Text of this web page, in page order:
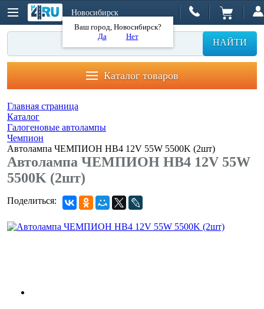
Новосибирск
Ваш город, Новосибирск?
Да
Нет
НАЙТИ
Каталог товаров
Главная страница
Каталог
Галогеновые автолампы
Чемпион
Автолампа ЧЕМПИОН HB4 12V 55W 5500K (2шт)
Автолампа ЧЕМПИОН HB4 12V 55W
5500K (2шт)
Поделиться: